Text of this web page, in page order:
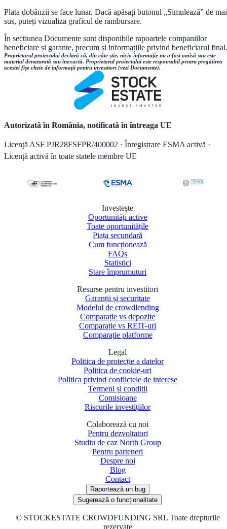
Plata dobânzii se face lunar. Dacă apăsați butonul „Simulează” de mai
sus, puteți vizualiza graficul de rambursare.
În secțiunea Documente sunt disponibile rapoartele companiilor
beneficiare și garante, precum și informațiile privind beneficiarul final.
Proprietarul proiectului declară că, din câte știe, nicio informație nu a fost omisă sau este
material denaturată sau inexactă. Proprietarul proiectului este responsabil pentru pregătirea
acestei fișe cheie de informații pentru investitori (vezi Documente).
Autorizată în România, notificată în întreaga UE
Licență ASF PJR28FSFPR/400002 · Înregistrare ESMA activă ·
Licență activă în toate statele membre UE
Investește
Oportunități active
Toate oportunitățile
Piața secundară
Cum funcționează
FAQs
Statistici
Stare împrumuturi
Resurse pentru investitori
Garanții și securitate
Modelul de crowdlending
Comparație vs depozite
Comparație vs REIT-uri
Comparație platforme
Legal
Politica de protecție a datelor
Politica de cookie-uri
Politica privind conflictele de interese
Termeni și condiții
Comisioane
Riscurile investițiilor
Colaborează cu noi
Pentru dezvoltatori
Studiu de caz North Group
Pentru parteneri
Despre noi
Blog
Contact
Raportează un bug
Sugerează o funcționalitate
© STOCKESTATE CROWDFUNDING SRL Toate drepturile
rezervate